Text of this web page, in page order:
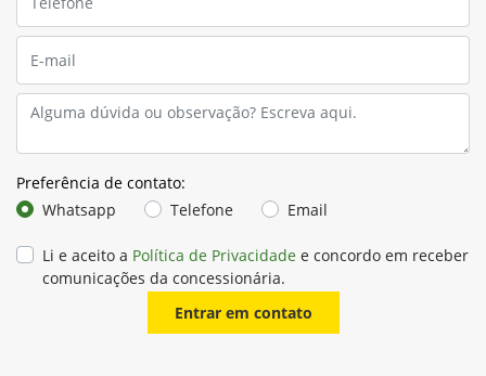
Preferência de contato:
Whatsapp
Telefone Email
Li e aceito a Política de Privacidade e concordo em receber
comunicações da concessionária.
Entrar em contato